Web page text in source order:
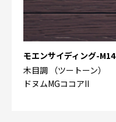
モエンサイディング-M14
木目調 （ツートーン）
ドヌムMGココアII